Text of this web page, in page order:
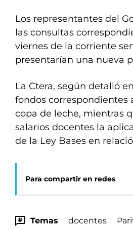
Los representantes del
las consultas
viernes de la corriente
presentarían una nueva
La Ctera, según detalló
fondos correspondientes
copa de leche, mientras
salarios docentes la
de la Ley Bases en
Para compartir en redes
Temas docentes